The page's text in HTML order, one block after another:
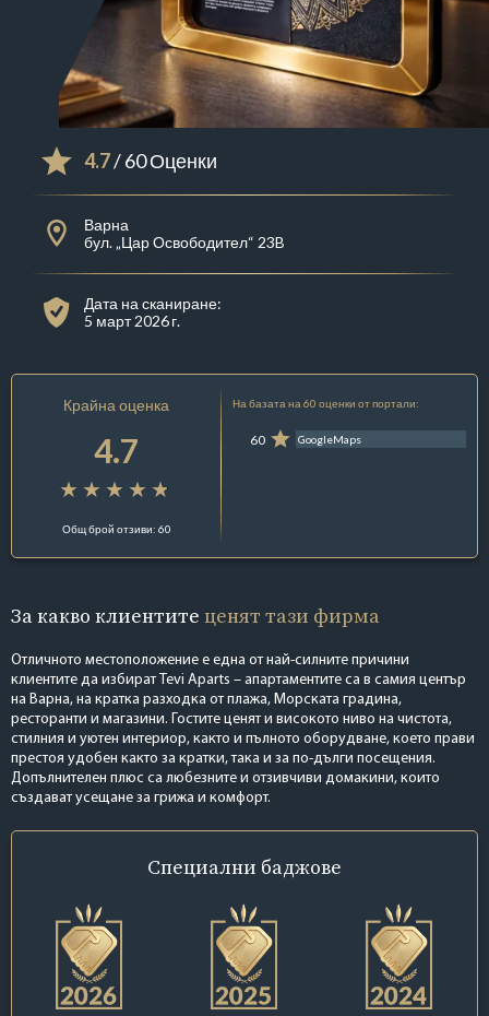
4.7/ 60 Оценки
Варна
бул. „Цар Освободител“ 23B
Дата на сканиране:
5 март 2026 г.
Крайна оценка
4.7
Общ брой отзиви: 60
На базата на 60 оценки от портали:
60 GoogleMaps
За какво клиентите ценят тази фирма
Отличното местоположение е една от най-силните причини
клиентите да избират Tevi Aparts – апартаментите са в самия център
на Варна, на кратка разходка от плажа, Морската градина,
ресторанти и магазини. Гостите ценят и високото ниво на чистота,
стилния и уютен интериор, както и пълното оборудване, което прави
престоя удобен както за кратки, така и за по-дълги посещения.
Допълнителен плюс са любезните и отзивчиви домакини, които
създават усещане за грижа и комфорт.
Специални баджове